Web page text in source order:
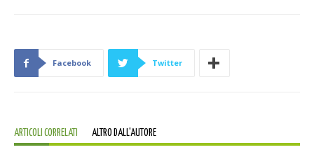
Facebook Twitter
ARTICOLI CORRELATI ALTRO DALL'AUTORE